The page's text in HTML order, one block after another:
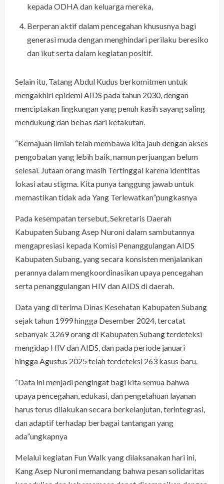
kepada ODHA dan keluarga mereka,
Berperan aktif dalam pencegahan khususnya bagi
generasi muda dengan menghindari perilaku beresiko
dan ikut serta dalam kegiatan positif.
Selain itu, Tatang Abdul Kudus berkomitmen untuk
mengakhiri epidemi AIDS pada tahun 2030, dengan
menciptakan lingkungan yang penuh kasih sayang saling
mendukung dan bebas dari ketakutan.
“Kemajuan ilmiah telah membawa kita jauh dengan akses
pengobatan yang lebih baik, namun perjuangan belum
selesai. Jutaan orang masih Tertinggal karena identitas
lokasi atau stigma. Kita punya tanggung jawab untuk
memastikan tidak ada Yang Terlewatkan”pungkasnya
Pada kesempatan tersebut, Sekretaris Daerah
Kabupaten Subang Asep Nuroni dalam sambutannya
mengapresiasi kepada Komisi Penanggulangan AIDS
Kabupaten Subang, yang secara konsisten menjalankan
perannya dalam mengkoordinasikan upaya pencegahan
serta penanggulangan HIV dan AIDS di daerah.
Data yang di terima Dinas Kesehatan Kabupaten Subang
sejak tahun 1999 hingga Desember 2024, tercatat
sebanyak 3.269 orang di Kabupaten Subang terdeteksi
mengidap HIV dan AIDS, dan pada periode januari
hingga Agustus 2025 telah terdeteksi 263 kasus baru.
“Data ini menjadi pengingat bagi kita semua bahwa
upaya pencegahan, edukasi, dan pengetahuan layanan
harus terus dilakukan secara berkelanjutan, terintegrasi,
dan adaptif terhadap berbagai tantangan yang
ada”ungkapnya
Melalui kegiatan Fun Walk yang dilaksanakan hari ini,
Kang Asep Nuroni memandang bahwa pesan solidaritas